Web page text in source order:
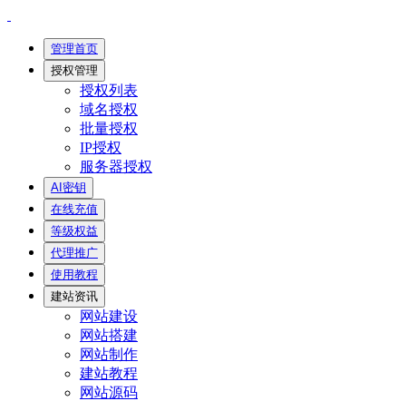
管理首页
授权管理
授权列表
域名授权
批量授权
IP授权
服务器授权
AI密钥
在线充值
等级权益
代理推广
使用教程
建站资讯
网站建设
网站搭建
网站制作
建站教程
网站源码